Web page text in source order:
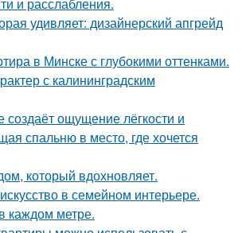
удивляет: дизайнерский апгрейд
в Минске с глубокими оттенками.
с калининградским
создаёт ощущение лёгкости и
спальню в место, где хочется
который вдохновляет.
в семейном интерьере.
каждом метре.